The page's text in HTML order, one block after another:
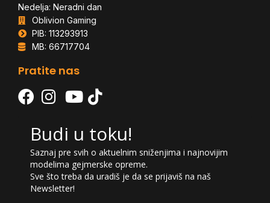
Nedelja: Neradni dan
Oblivion Gaming
PIB: 113293913
MB: 66717704
Pratite nas
Budi u toku!
Saznaj pre svih o aktuelnim sniženjima i najnovijim
modelima gejmerske opreme.
Sve što treba da uradiš je da se prijaviš na naš
Newsletter!